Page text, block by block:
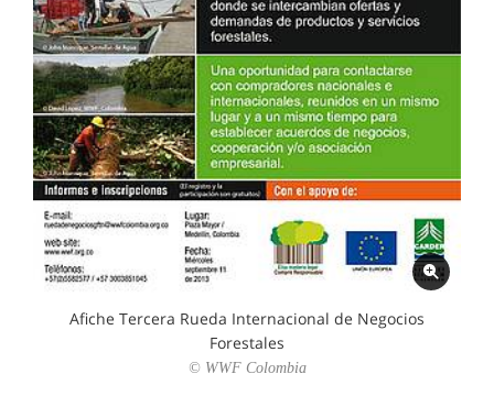
Afiche Tercera Rueda Internacional de Negocios
Forestales
© WWF Colombia